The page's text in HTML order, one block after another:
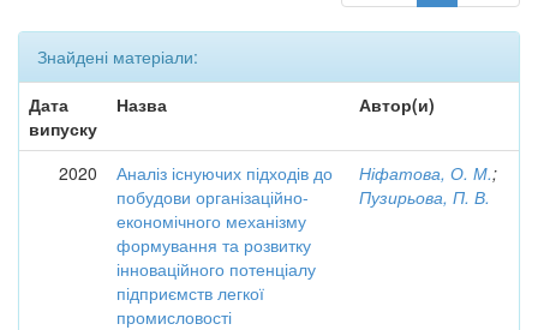
Знайдені матеріали:
Дата
випуску
Назва Автор(и)
2020
Аналіз існуючих підходів до
побудови організаційно-
економічного механізму
формування та розвитку
інноваційного потенціалу
підприємств легкої
промисловості
Ніфатова, О. М.;
Пузирьова, П. В.